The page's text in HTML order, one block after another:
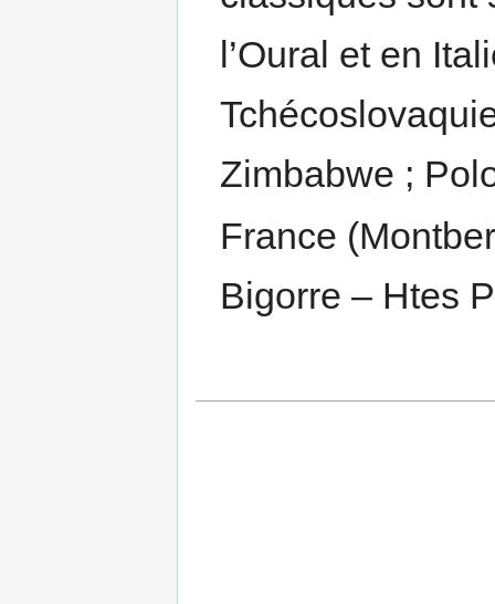
l’Oural et en
Zimbabwe ;
France
Bigorre – Htes